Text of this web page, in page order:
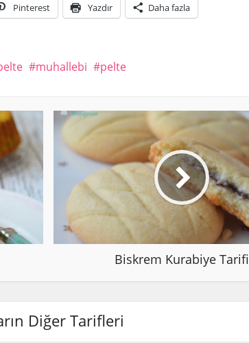
Pinterest Yazdır Daha fazla
muhallebi pelte
Biskrem Kurabiye Tarifi
Diğer Tarifleri